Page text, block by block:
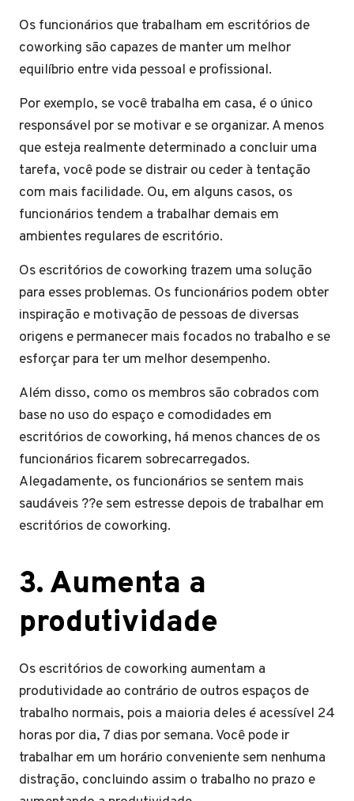
Os funcionários que trabalham em escritórios de
coworking são capazes de manter um melhor
equilíbrio entre vida pessoal e profissional.
Por exemplo, se você trabalha em casa, é o único
responsável por se motivar e se organizar. A menos
que esteja realmente determinado a concluir uma
tarefa, você pode se distrair ou ceder à tentação
com mais facilidade. Ou, em alguns casos, os
funcionários tendem a trabalhar demais em
ambientes regulares de escritório.
Os escritórios de coworking trazem uma solução
para esses problemas. Os funcionários podem obter
inspiração e motivação de pessoas de diversas
origens e permanecer mais focados no trabalho e se
esforçar para ter um melhor desempenho.
Além disso, como os membros são cobrados com
base no uso do espaço e comodidades em
escritórios de coworking, há menos chances de os
funcionários ficarem sobrecarregados.
Alegadamente, os funcionários se sentem mais
saudáveis ??e sem estresse depois de trabalhar em
escritórios de coworking.
3. Aumenta a
produtividade
Os escritórios de coworking aumentam a
produtividade ao contrário de outros espaços de
trabalho normais, pois a maioria deles é acessível 24
horas por dia, 7 dias por semana. Você pode ir
trabalhar em um horário conveniente sem nenhuma
distração, concluindo assim o trabalho no prazo e